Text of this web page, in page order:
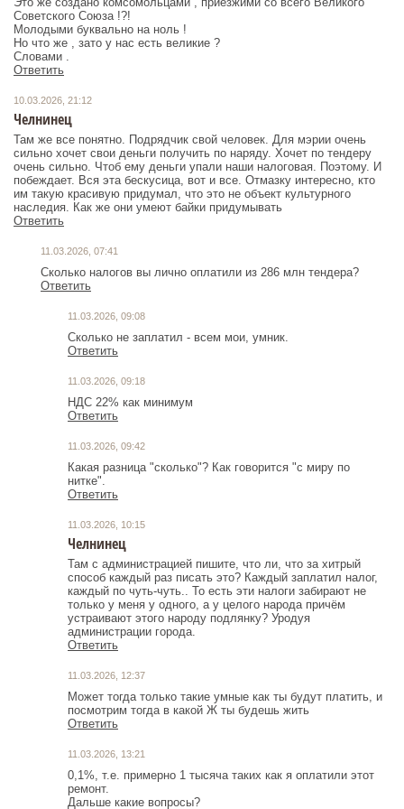
Советского Союза !?!
Молодыми буквально на ноль !
Но что же , зато у нас есть великие ?
Словами .
Ответить
10.03.2026, 21:12
Челнинец
Там же все понятно. Подрядчик свой человек. Для мэрии очень
сильно хочет свои деньги получить по наряду. Хочет по тендеру
очень сильно. Чтоб ему деньги упали наши налоговая. Поэтому. И
побеждает. Вся эта бескусица, вот и все. Отмазку интересно, кто
им такую красивую придумал, что это не объект культурного
наследия. Как же они умеют байки придумывать
Ответить
11.03.2026, 07:41
Сколько налогов вы лично оплатили из 286 млн тендера?
Ответить
11.03.2026, 09:08
Сколько не заплатил - всем мои, умник.
Ответить
11.03.2026, 09:18
НДС 22% как минимум
Ответить
11.03.2026, 09:42
Какая разница "сколько"? Как говорится "с миру по
нитке".
Ответить
11.03.2026, 10:15
Челнинец
Там с администрацией пишите, что ли, что за хитрый
способ каждый раз писать это? Каждый заплатил налог,
каждый по чуть-чуть.. То есть эти налоги забирают не
только у меня у одного, а у целого народа причём
устраивают этого народу подлянку? Уродуя
администрации города.
Ответить
11.03.2026, 12:37
Может тогда только такие умные как ты будут платить, и
посмотрим тогда в какой Ж ты будешь жить
Ответить
11.03.2026, 13:21
0,1%, т.е. примерно 1 тысяча таких как я оплатили этот
ремонт.
Дальше какие вопросы?